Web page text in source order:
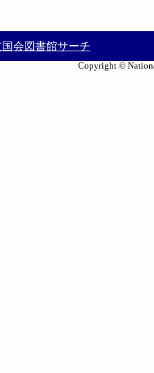
国会図書館サーチ
Copyright ©